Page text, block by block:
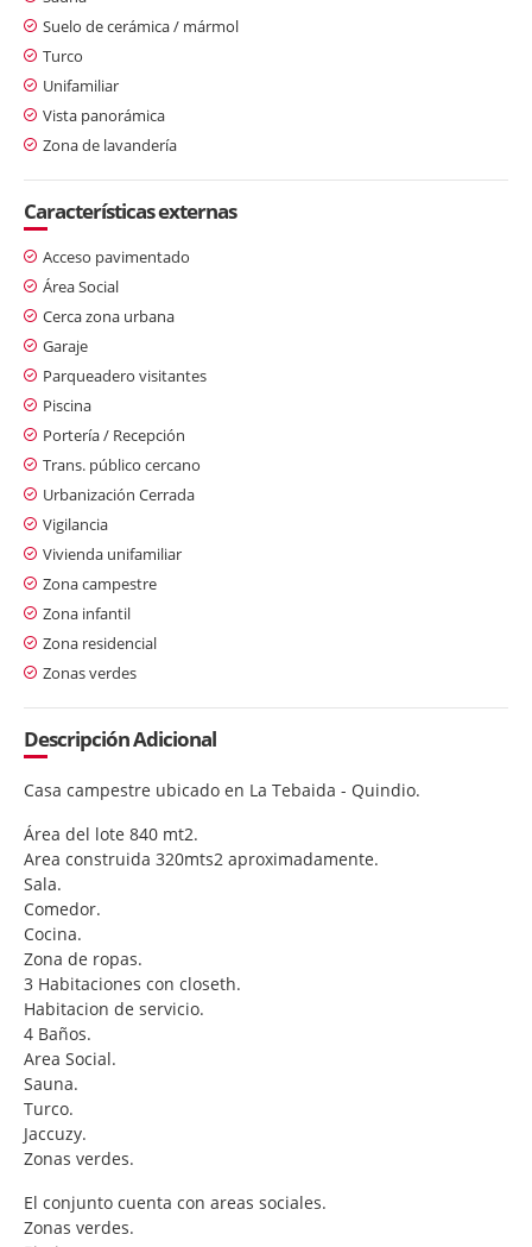
Suelo de cerámica / mármol
Turco
Unifamiliar
Vista panorámica
Zona de lavandería
Características externas
Acceso pavimentado
Área Social
Cerca zona urbana
Garaje
Parqueadero visitantes
Piscina
Portería / Recepción
Trans. público cercano
Urbanización Cerrada
Vigilancia
Vivienda unifamiliar
Zona campestre
Zona infantil
Zona residencial
Zonas verdes
Descripción Adicional
Casa campestre ubicado en La Tebaida - Quindio.
Área del lote 840 mt2.
Area construida 320mts2 aproximadamente.
Sala.
Comedor.
Cocina.
Zona de ropas.
3 Habitaciones con closeth.
Habitacion de servicio.
4 Baños.
Area Social.
Sauna.
Turco.
Jaccuzy.
Zonas verdes.
El conjunto cuenta con areas sociales.
Zonas verdes.